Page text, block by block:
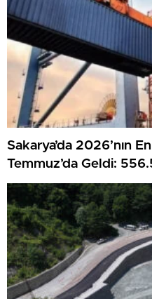
Sakarya’da 2026’nın
Temmuz’da Geldi: